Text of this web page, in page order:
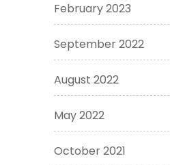
February 2023
September 2022
August 2022
May 2022
October 2021